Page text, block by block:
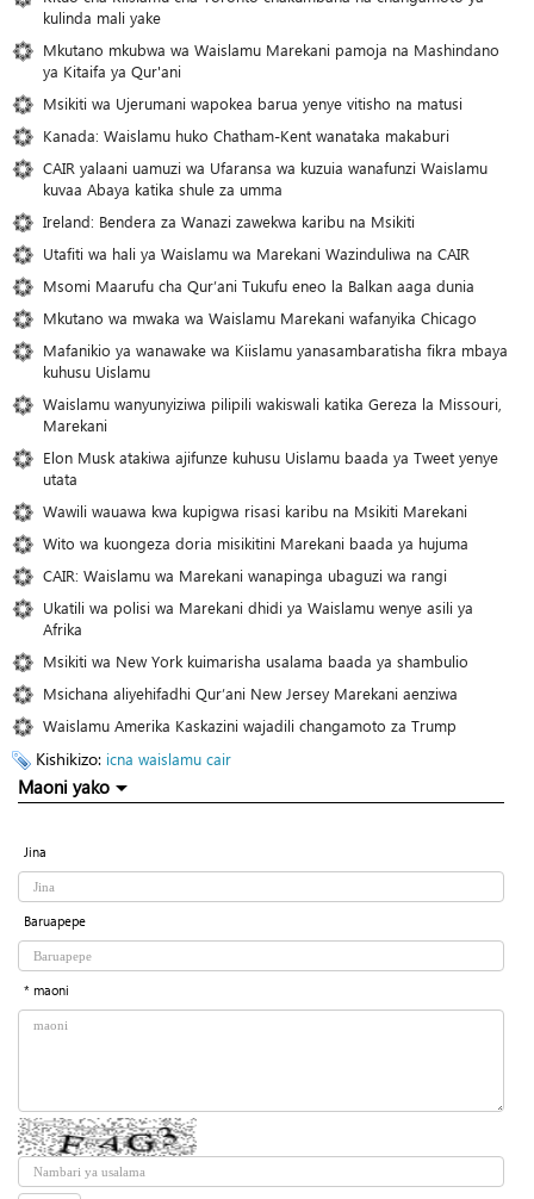
kulinda mali yake
Mkutano mkubwa wa Waislamu Marekani pamoja na Mashindano
ya Kitaifa ya Qur'ani
Msikiti wa Ujerumani wapokea barua yenye vitisho na matusi
Kanada: Waislamu huko Chatham-Kent wanataka makaburi
CAIR yalaani uamuzi wa Ufaransa wa kuzuia wanafunzi Waislamu
kuvaa Abaya katika shule za umma
Ireland: Bendera za Wanazi zawekwa karibu na Msikiti
Utafiti wa hali ya Waislamu wa Marekani Wazinduliwa na CAIR
Msomi Maarufu cha Qur’ani Tukufu eneo la Balkan aaga dunia
Mkutano wa mwaka wa Waislamu Marekani wafanyika Chicago
Mafanikio ya wanawake wa Kiislamu yanasambaratisha fikra mbaya
kuhusu Uislamu
Waislamu wanyunyiziwa pilipili wakiswali katika Gereza la Missouri,
Marekani
Elon Musk atakiwa ajifunze kuhusu Uislamu baada ya Tweet yenye
utata
Wawili wauawa kwa kupigwa risasi karibu na Msikiti Marekani
Wito wa kuongeza doria misikitini Marekani baada ya hujuma
CAIR: Waislamu wa Marekani wanapinga ubaguzi wa rangi
Ukatili wa polisi wa Marekani dhidi ya Waislamu wenye asili ya
Afrika
Msikiti wa New York kuimarisha usalama baada ya shambulio
Msichana aliyehifadhi Qur’ani New Jersey Marekani aenziwa
Waislamu Amerika Kaskazini wajadili changamoto za Trump
Kishikizo: icna waislamu cair
Maoni yako
Jina
Baruapepe
* maoni